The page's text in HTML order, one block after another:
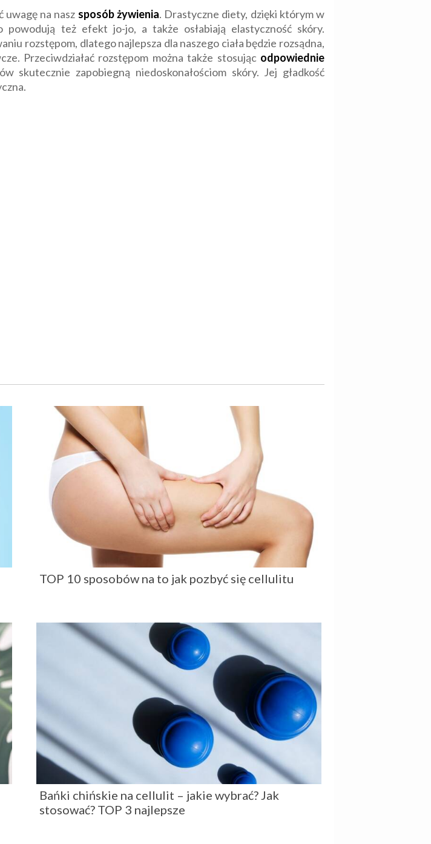
na nasz sposób żywienia. Drastyczne diety, dzięki którym w
powodują też efekt jo-jo, a także osłabiają elastyczność skóry.
rozstępom, dlatego najlepsza dla naszego ciała będzie rozsądna,
Przeciwdziałać rozstępom można także stosującodpowiednie
skutecznie zapobiegną niedoskonałościom skóry. Jej gładkość
TOP 10 sposobów na to jak pozbyć się cellulitu
Bańki chińskie na cellulit – jakie wybrać? Jak
stosować? TOP 3 najlepsze